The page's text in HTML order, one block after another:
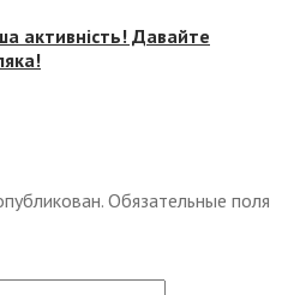
активність! Давайте
Обязательные поля